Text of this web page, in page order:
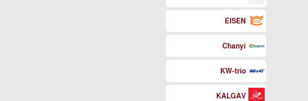
EISEN
Chanyi
KW-trio
KALGAV